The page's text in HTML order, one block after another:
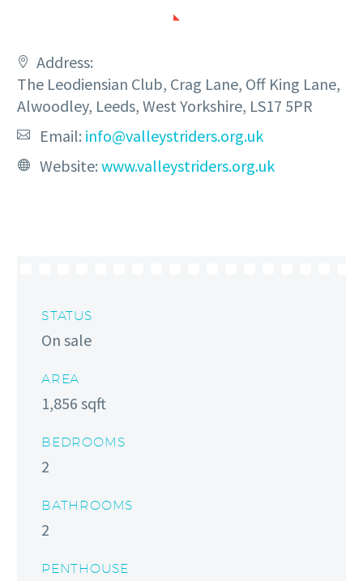
Address:
The Leodiensian Club, Crag Lane, Off King Lane,
Alwoodley, Leeds, West Yorkshire, LS17 5PR
Email: info@valleystriders.org.uk
Website: www.valleystriders.org.uk
STATUS
On sale
AREA
1,856 sqft
BEDROOMS
2
BATHROOMS
2
PENTHOUSE